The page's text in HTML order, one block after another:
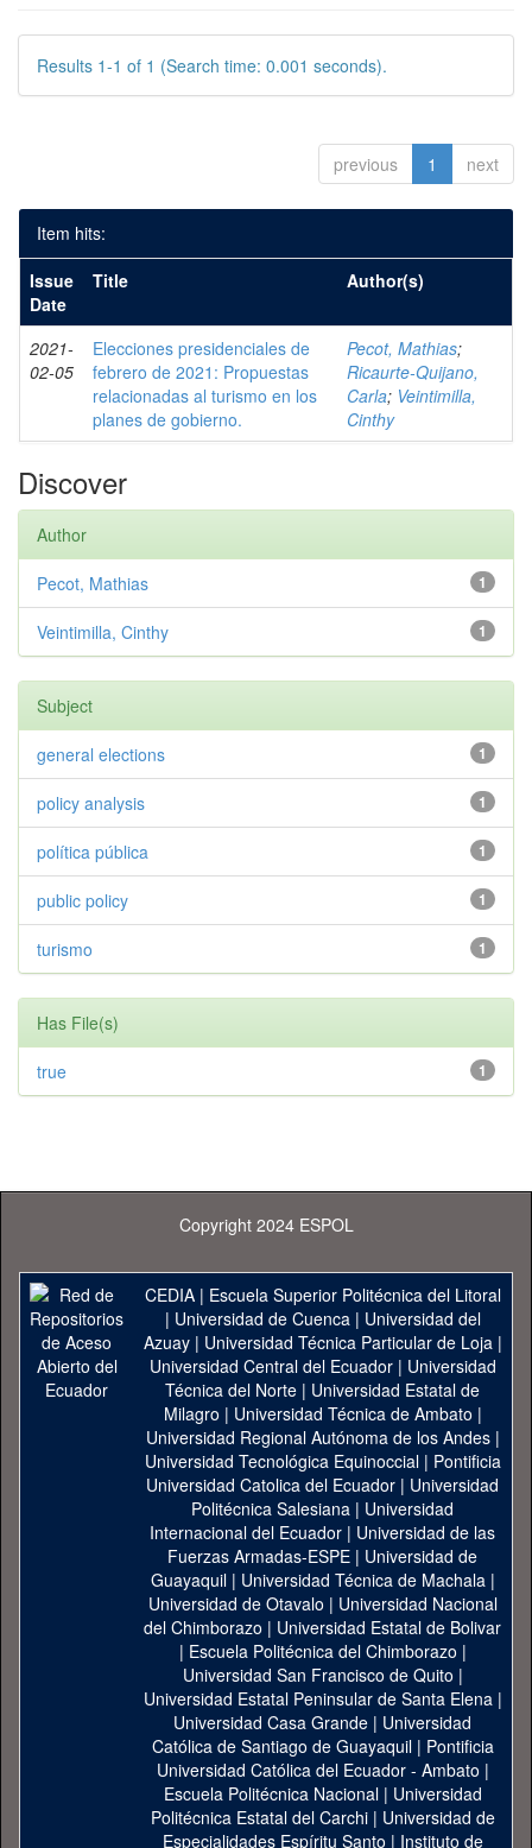
Results 1-1 of 1 (Search time: 0.001 seconds).
previous 1 next
Item hits:
Issue
Date
Title Author(s)
2021-
02-05
Elecciones presidenciales de
febrero de 2021: Propuestas
relacionadas al turismo en los
planes de gobierno.
Pecot, Mathias;
Ricaurte-Quijano,
Carla; Veintimilla,
Cinthy
Discover
Author
1
Pecot, Mathias
1
Veintimilla, Cinthy
Subject
1
general elections
1
policy analysis
1
política pública
1
public policy
1
turismo
Has File(s)
1
true
Copyright 2024 ESPOL
CEDIA| Escuela Superior Politécnica del Litoral
| Universidad de Cuenca| Universidad del
Azuay| Universidad Técnica Particular de Loja|
Universidad Central del Ecuador| Universidad
Técnica del Norte | Universidad Estatal de
Milagro | Universidad Técnica de Ambato |
Universidad Regional Autónoma de los Andes|
Universidad Tecnológica Equinoccial| Pontificia
Universidad Catolica del Ecuador | Universidad
Politécnica Salesiana | Universidad
Internacional del Ecuador | Universidad de las
Fuerzas Armadas-ESPE | Universidad de
Guayaquil| Universidad Técnica de Machala|
Universidad de Otavalo | Universidad Nacional
del Chimborazo | Universidad Estatal de Bolivar
| Escuela Politécnica del Chimborazo |
Universidad San Francisco de Quito |
Universidad Estatal Peninsular de Santa Elena|
Universidad Casa Grande | Universidad
Católica de Santiago de Guayaquil| Pontificia
Universidad Católica del Ecuador - Ambato |
Escuela Politécnica Nacional| Universidad
Politécnica Estatal del Carchi| Universidad de
Especialidades Espíritu Santo | Instituto de